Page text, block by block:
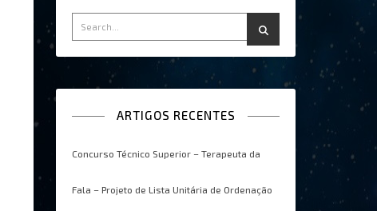
ARTIGOS RECENTES
Concurso Técnico Superior – Terapeuta da
Fala – Projeto de Lista Unitária de Ordenação